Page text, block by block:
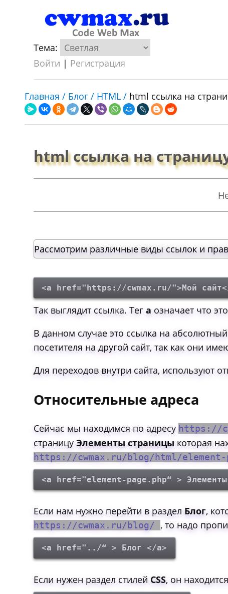
Тема:
Войти | Регистрация
Главная / Блог / HTML / html ссылка на
html ссылка на
Рассмотрим различные виды ссылок и
<a href="https://cwmax.ru/">Мой
Так выглядит ссылка. Тегa означает что
В данном случае это ссылка на
посетителя на другой сайт, так как они
Для переходов внутри сайта, используют
Относительные адреса
Сейчас мы находимся по адресу https://
страницуЭлементы страницы которая
https://cwmax.ru/blog/html/element-
<a href="element-page.php“ >
Если нам нужно перейти в раздел Блог,
https://cwmax.ru/blog/ , то надо
<a href="../“ > Блог </a>
Если нужен раздел стилей CSS, он находится